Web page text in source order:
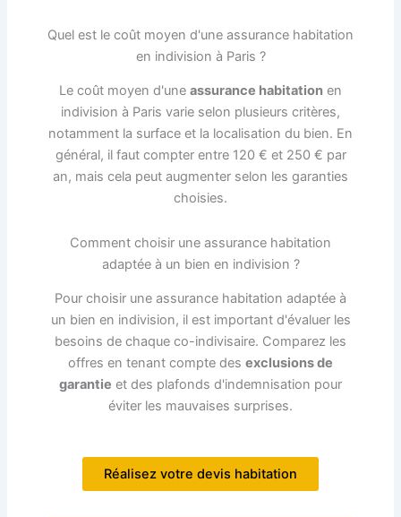
Quel est le coût moyen d'une assurance habitation
en indivision à Paris ?
Le coût moyen d'une assurance habitation en
indivision à Paris varie selon plusieurs critères,
notamment la surface et la localisation du bien. En
général, il faut compter entre 120 € et 250 € par
an, mais cela peut augmenter selon les garanties
choisies.
Comment choisir une assurance habitation
adaptée à un bien en indivision ?
Pour choisir une assurance habitation adaptée à
un bien en indivision, il est important d'évaluer les
besoins de chaque co-indivisaire. Comparez les
offres en tenant compte des exclusions de
garantie et des plafonds d'indemnisation pour
éviter les mauvaises surprises.
Réalisez votre devis habitation